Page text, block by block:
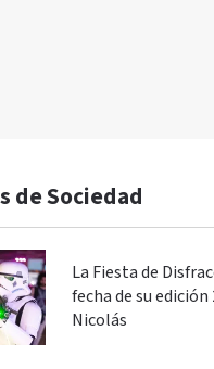
de Sociedad
La Fiesta de
fecha de su edición
Nicolás